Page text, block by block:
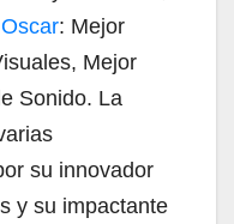
Oscar: Mejor
Mejor
Sonido. La
su innovador
y su impactante